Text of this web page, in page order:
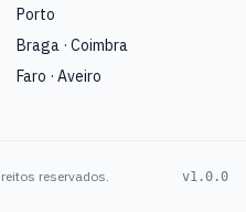
Porto
Braga · Coimbra
Faro · Aveiro
reservados. v1.0.0